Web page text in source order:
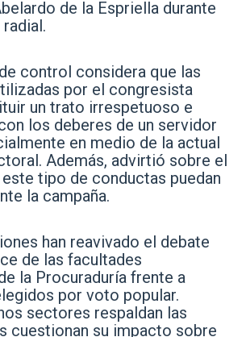
de la Espriella durante
control considera que las
por el congresista
un trato irrespetuoso e
los deberes de un servidor
en medio de la actual
Además, advirtió sobre el
tipo de conductas puedan
la campaña.
han reavivado el debate
de las facultades
la Procuraduría frente a
por voto popular.
sectores respaldan las
cuestionan su impacto sobre